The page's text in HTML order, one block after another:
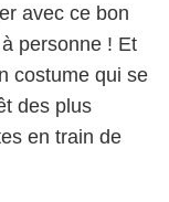
avec ce bon
personne ! Et
costume qui se
des plus
en train de